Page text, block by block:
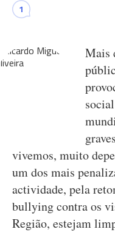
1
Mais
vivemos, muito
um dos mais
actividade, pela
bullying contra os
Região, estejam